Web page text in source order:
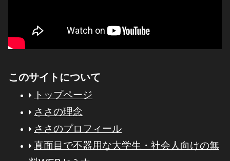
このサイトについて
トップページ
ささの理念
ささのプロフィール
真面目で不器用な大学生・社会人向けの無